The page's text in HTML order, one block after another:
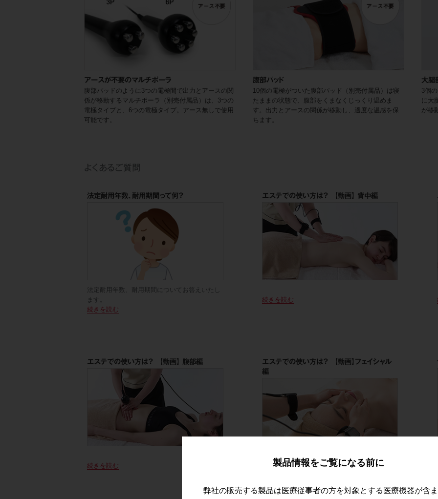
アースが不要のマルチポーラ
腹部パッドのように3つの電極間で出力とアースの関
係が移動するマルチポーラ（別売付属品）は、3つの
電極タイプと、6つの電極タイプ。アース無しで使用
可能です。
腹部パッド
10個の電極がついた腹部パッド（別売付属品）は寝
たままの状態で、腹部をくまなくじっくり温めま
す。出力とアースの関係が移動し、適度な温感を保
ちます。
大腿
3個
に大
が移
よくあるご質問
法定耐用年数、耐用期間って何？
法定耐用年数、耐用期間についてお答えいたし
ます。
続きを読む
エステでの使い方は？ 【動画】 背中編
続きを読む
エステでの使い方は？ 【動画】 腹部編
続きを読む
エステでの使い方は？ 【動画】フェイシャル
編
製品情報をご覧になる前に
弊社の販売する製品は医療従事者の方を対象とする医療機器が含